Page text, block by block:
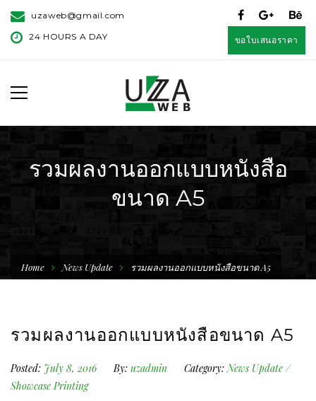
uzaweb@gmail.com
24 HOURS A DAY
ขอใบเสนอราคา
รวมผลงานออกแบบหนังสือ
ขนาด A5
Home News Update รวมผลงานออกแบบหนังสือขนาด A5
รวมผลงานออกแบบหนังสือขนาด A5
Posted: July 8, 2016 By: uzadmin Category: News Update/
Showcase Printing